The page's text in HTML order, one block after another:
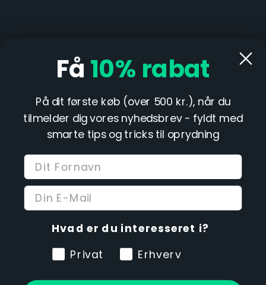
INFORMATION
DIN KONTO
BUTIKSINFORMATIONER
E-mærket er hele Danmarks garanti for:
Sikker og gennemsigtig e-handel.
af e-mærkets køberbeskyttelse og du har altid
adgang til e-mærkets gratis sagsbehandling
Vi bruger nødvendige cookies, for at
forbedre din oplevelse og tilpasse
indhold til dig, men kun hvis du
giver dit samtykke.Læs mere.
Få 10% rabat
På dit første køb (over 500 kr.), når du
tilmelder dig vores nyhedsbrev - fyldt med
smarte tips og tricks til oprydning
Hvad er du interesseret i?
Privat
Erhverv